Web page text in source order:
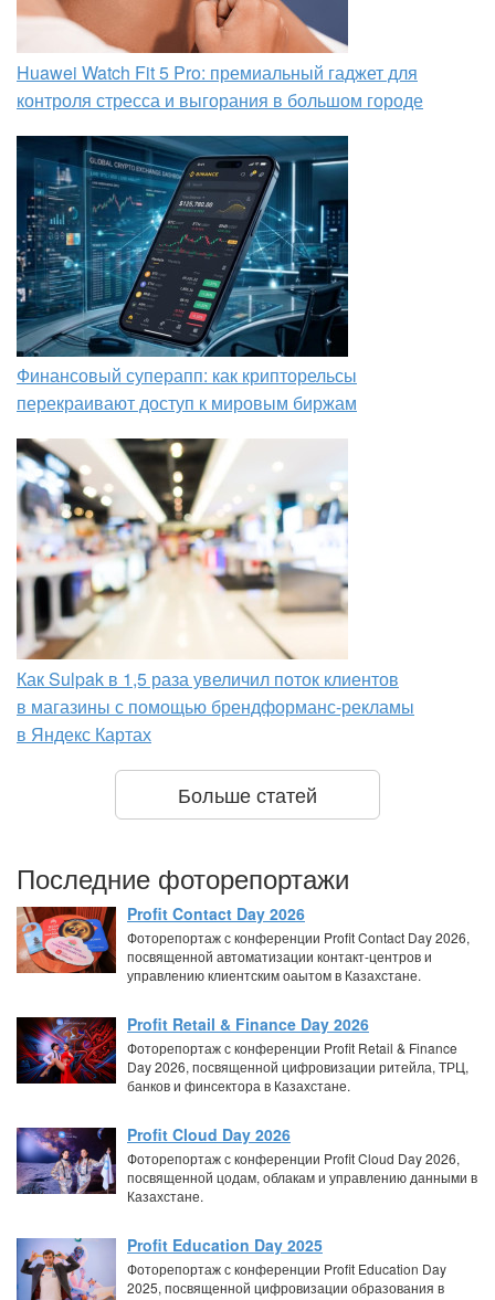
Huawei Watch Fit 5 Pro: премиальный гаджет для
контроля стресса и выгорания в большом городе
Финансовый суперапп: как крипторельсы
перекраивают доступ к мировым биржам
Как Sulpak в 1,5 раза увеличил поток клиентов
в магазины с помощью брендформанс-рекламы
в Яндекс Картах
Больше статей
Последние фоторепортажи
Profit Contact Day 2026
Фоторепортаж с конференции Profit Contact Day 2026,
посвященной автоматизации контакт-центров и
управлению клиентским оаытом в Казахстане.
Profit Retail & Finance Day 2026
Фоторепортаж с конференции Profit Retail & Finance
Day 2026, посвященной цифровизации ритейла, ТРЦ,
банков и финсектора в Казахстане.
Profit Cloud Day 2026
Фоторепортаж с конференции Profit Cloud Day 2026,
посвященной цодам, облакам и управлению данными в
Казахстане.
Profit Education Day 2025
Фоторепортаж с конференции Profit Education Day
2025, посвященной цифровизации образования в